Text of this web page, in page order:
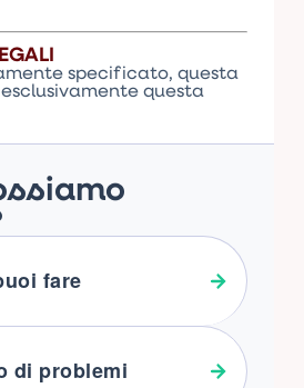
specificato, questa
questa
fare
di problemi